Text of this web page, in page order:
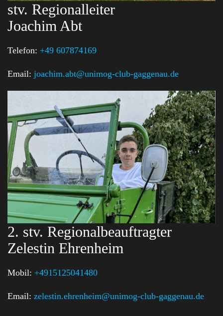
stv. Regionalleiter
Joachim Abt
Telefon: +49 607874169
Email: joachim.abt@unimog-club-gaggenau.de
2. stv. Regionalbeauftragter
Zelestin Ehrenheim
Mobil: +4915125041480
Email: zelestin.ehrenheim@unimog-club-gaggenau.de